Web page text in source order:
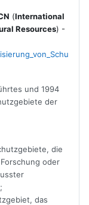
(International
Resources) -
und 1994
der
die
oder
das